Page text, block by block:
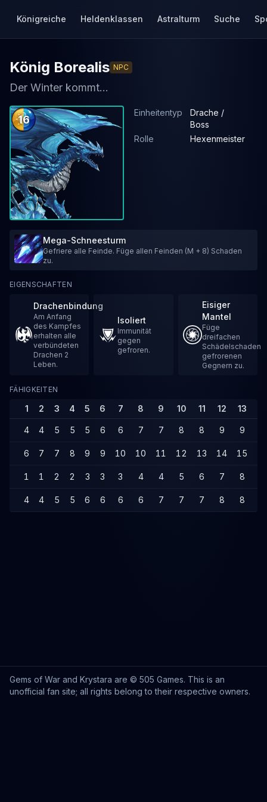
Königreiche Heldenklassen Astralturm Suche
König Borealis NPC
Der Winter kommt...
16
Einheitentyp
Drache /
Boss
Rolle
Hexenmeister
Mega-Schneesturm
Gefriere alle Feinde. Füge allen Feinden (M + 8) Schaden
zu.
EIGENSCHAFTEN
Drachenbindung
Am Anfang
des Kampfes
erhalten alle
verbündeten
Drachen 2
Leben.
Isoliert
Immunität
gegen
gefroren.
Eisiger
Mantel
Füge
dreifachen
Schädelschaden
gefrorenen
Gegnern zu.
FÄHIGKEITEN
1 2 3 4 5 6 7 8 9 10 11 12 13
4 4 5 5 5 6 6 7 7 8 8 9 9
6 7 7 8 9 9 10 10 11 12 13 14 15
1 1 2 2 3 3 3 4 4 5 6 7 8
4 4 5 5 6 6 6 6 7 7 7 8 8
Gems of War and Krystara are © 505 Games. This is an
unofficial fan site; all rights belong to their respective owners.